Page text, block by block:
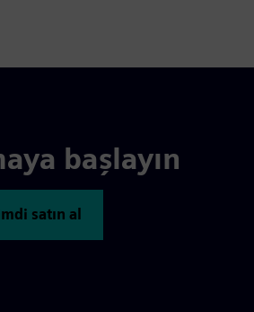
başlayın
satın al